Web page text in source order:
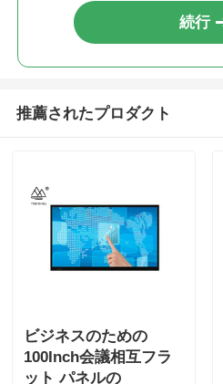
続行
推薦されたプロダクト
ビジネスのための
100Inch会議相互フラ
ット パネルの